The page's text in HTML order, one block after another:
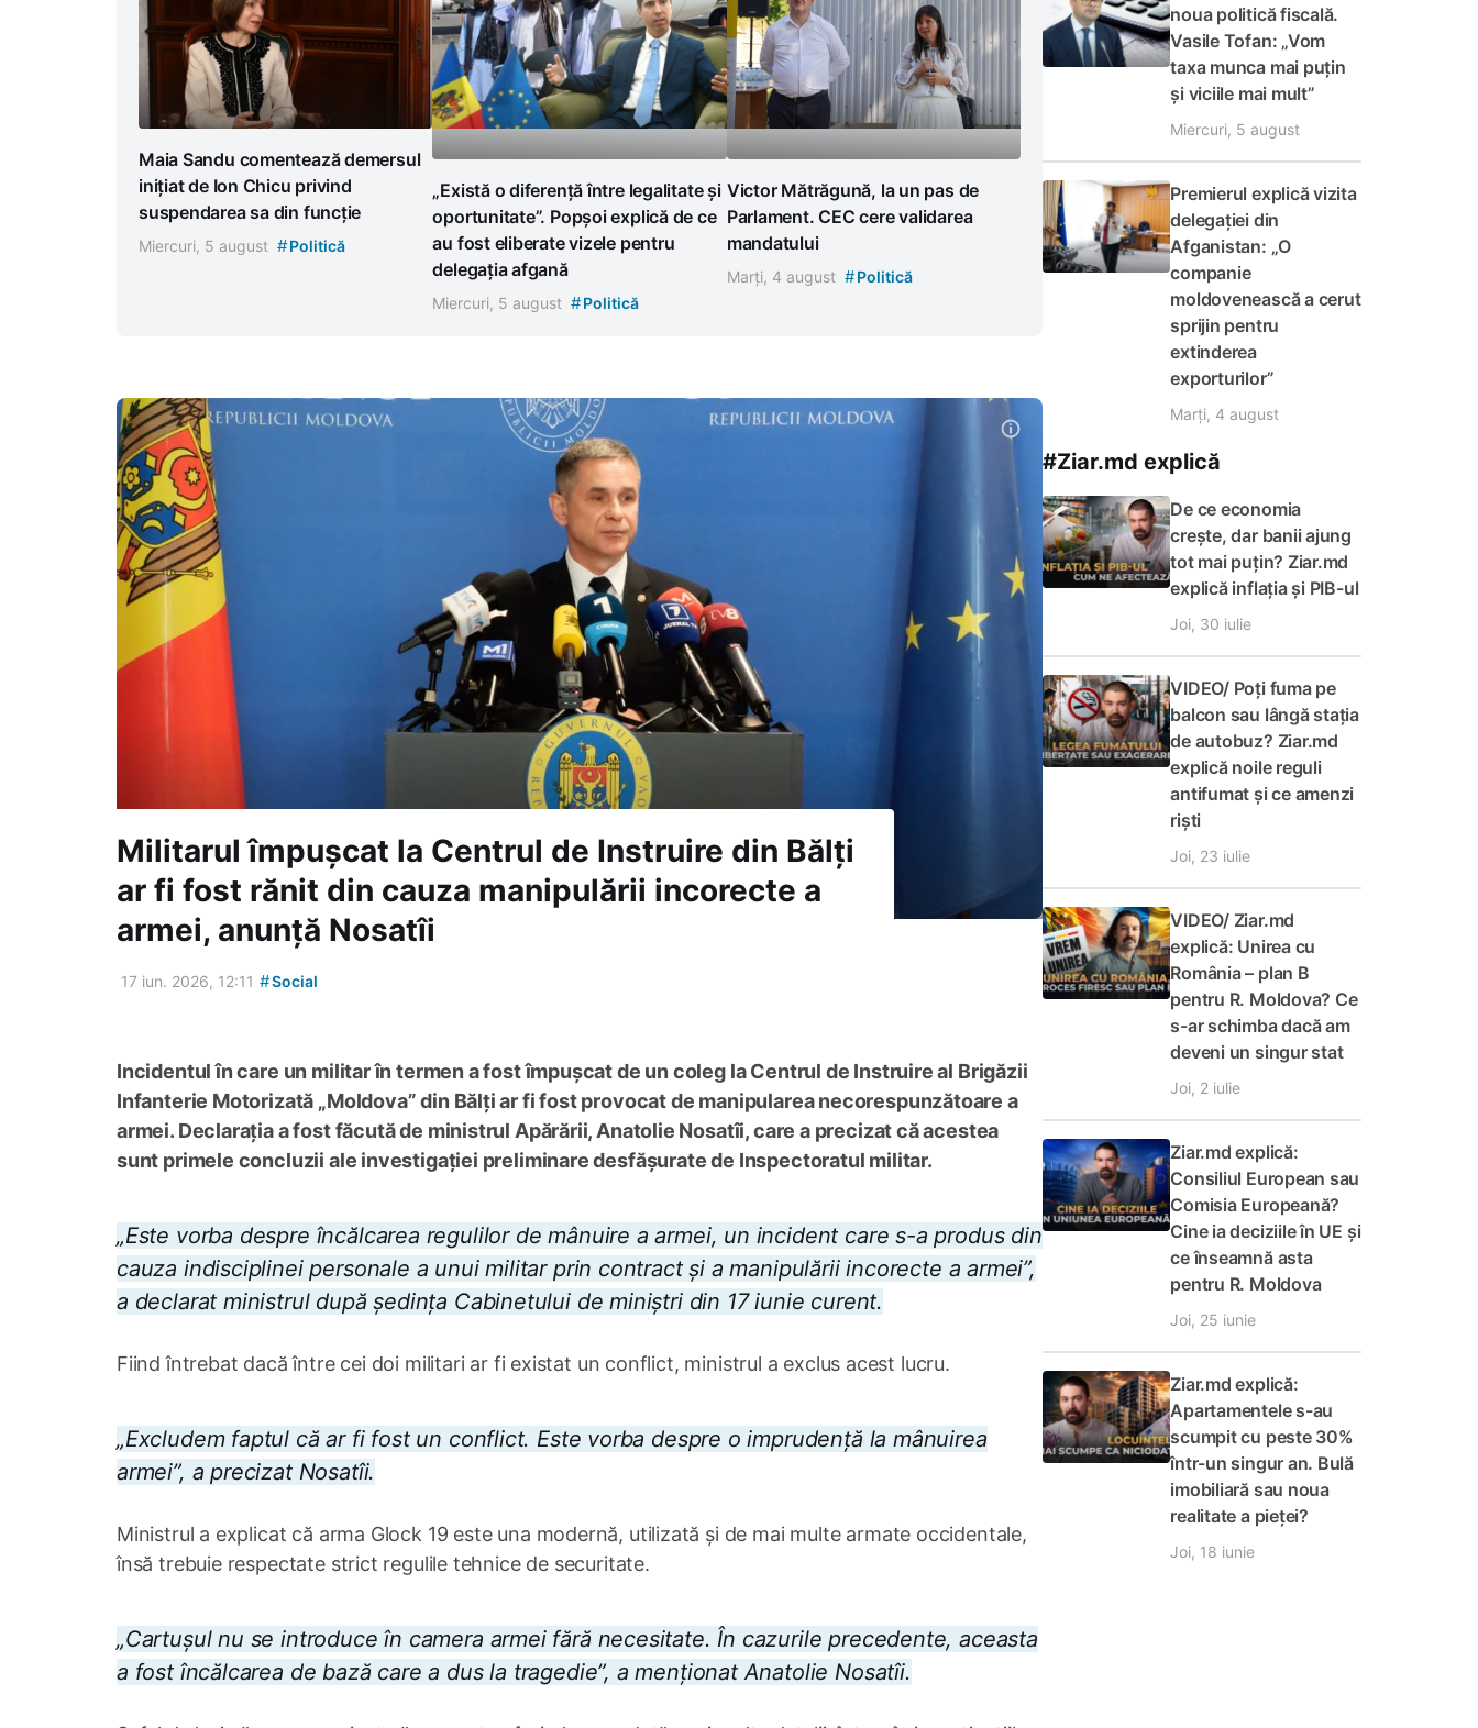
Maia Sandu comentează demersul
inițiat de Ion Chicu privind
suspendarea sa din funcție
Miercuri, 5 august #Politică
„Există o diferență între legalitate și
oportunitate”. Popșoi explică de ce
au fost eliberate vizele pentru
delegația afgană
Miercuri, 5 august #Politică
Victor Mătrăgună, la un pas de
Parlament. CEC cere validarea
mandatului
Marți, 4 august #Politică
Militarul împușcat la Centrul de Instruire din Bălți
ar fi fost rănit din cauza manipulării incorecte a
armei, anunță Nosatîi
17 iun. 2026, 12:11 #Social
Incidentul în care un militar în termen a fost împușcat de un coleg la Centrul de Instruire al Brigăzii
Infanterie Motorizată „Moldova” din Bălți ar fi fost provocat de manipularea necorespunzătoare a
armei. Declarația a fost făcută de ministrul Apărării, Anatolie Nosatîi, care a precizat că acestea
sunt primele concluzii ale investigației preliminare desfășurate de Inspectoratul militar.
„Este vorba despre încălcarea regulilor de mânuire a armei, un incident care s-a produs din
cauza indisciplinei personale a unui militar prin contract și a manipulării incorecte a armei”,
a declarat ministrul după ședința Cabinetului de miniștri din 17 iunie curent.
Fiind întrebat dacă între cei doi militari ar fi existat un conflict, ministrul a exclus acest lucru.
„Excludem faptul că ar fi fost un conflict. Este vorba despre o imprudență la mânuirea
armei”, a precizat Nosatîi.
Ministrul a explicat că arma Glock 19 este una modernă, utilizată și de mai multe armate occidentale,
însă trebuie respectate strict regulile tehnice de securitate.
„Cartușul nu se introduce în camera armei fără necesitate. În cazurile precedente, aceasta
a fost încălcarea de bază care a dus la tragedie”, a menționat Anatolie Nosatîi.
noua politică fiscală.
Vasile Tofan: „Vom
taxa munca mai puțin
și viciile mai mult”
Miercuri, 5 august
Premierul explică vizita
delegației din
Afganistan: „O
companie
moldovenească a cerut
sprijin pentru
extinderea
exporturilor”
Marți, 4 august
#Ziar.md explică
De ce economia
crește, dar banii ajung
tot mai puțin? Ziar.md
explică inflația și PIB-ul
Joi, 30 iulie
VIDEO/ Poți fuma pe
balcon sau lângă stația
de autobuz? Ziar.md
explică noile reguli
antifumat și ce amenzi
riști
Joi, 23 iulie
VIDEO/ Ziar.md
explică: Unirea cu
România – plan B
pentru R. Moldova? Ce
s-ar schimba dacă am
deveni un singur stat
Joi, 2 iulie
Ziar.md explică:
Consiliul European sau
Comisia Europeană?
Cine ia deciziile în UE și
ce înseamnă asta
pentru R. Moldova
Joi, 25 iunie
Ziar.md explică:
Apartamentele s-au
scumpit cu peste 30%
într-un singur an. Bulă
imobiliară sau noua
realitate a pieței?
Joi, 18 iunie